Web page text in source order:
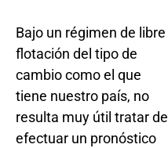
Bajo un régimen de libre
flotación del tipo de
cambio como el que
tiene nuestro país, no
resulta muy útil tratar de
efectuar un pronóstico